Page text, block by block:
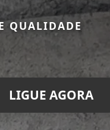
QUALIDADE
LIGUE AGORA